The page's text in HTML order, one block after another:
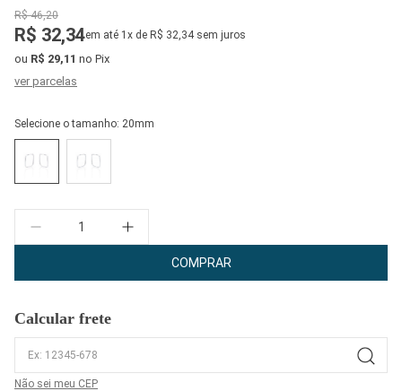
R$ 46,20
R$ 32,34em até 1x de R$ 32,34 sem juros
ou R$ 29,11 no Pix
ver parcelas
Selecione o tamanho: 20mm
Quantidade
COMPRAR
Calcular frete
Não sei meu CEP